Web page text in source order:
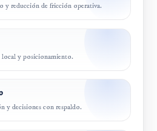
y reducción de fricción operativa.
local y posicionamiento.
y decisiones con respaldo.